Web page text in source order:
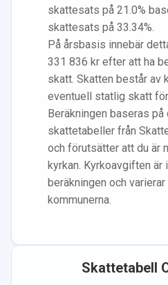
skattesats på 21.0%
skattesats på 33.34%.
På årsbasis innebär
331 836 kr efter att ha
skatt. Skatten består av
eventuell statlig skatt
Beräkningen baseras
skattetabeller från
och förutsätter att du är
kyrkan. Kyrkoavgiften är
beräkningen och varierar
kommunerna.
Skattetabell